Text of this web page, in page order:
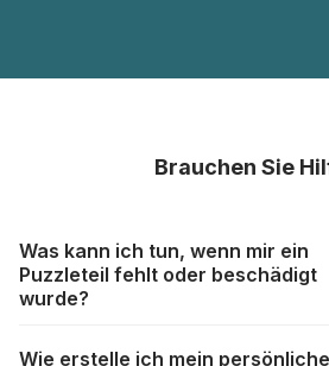
Brauchen Sie
Was kann ich tun, wenn mir ein
Puzzleteil fehlt oder beschädigt
wurde?
Wie erstelle ich mein